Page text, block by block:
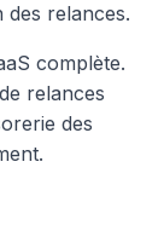
des relances.
complète.
relances
des